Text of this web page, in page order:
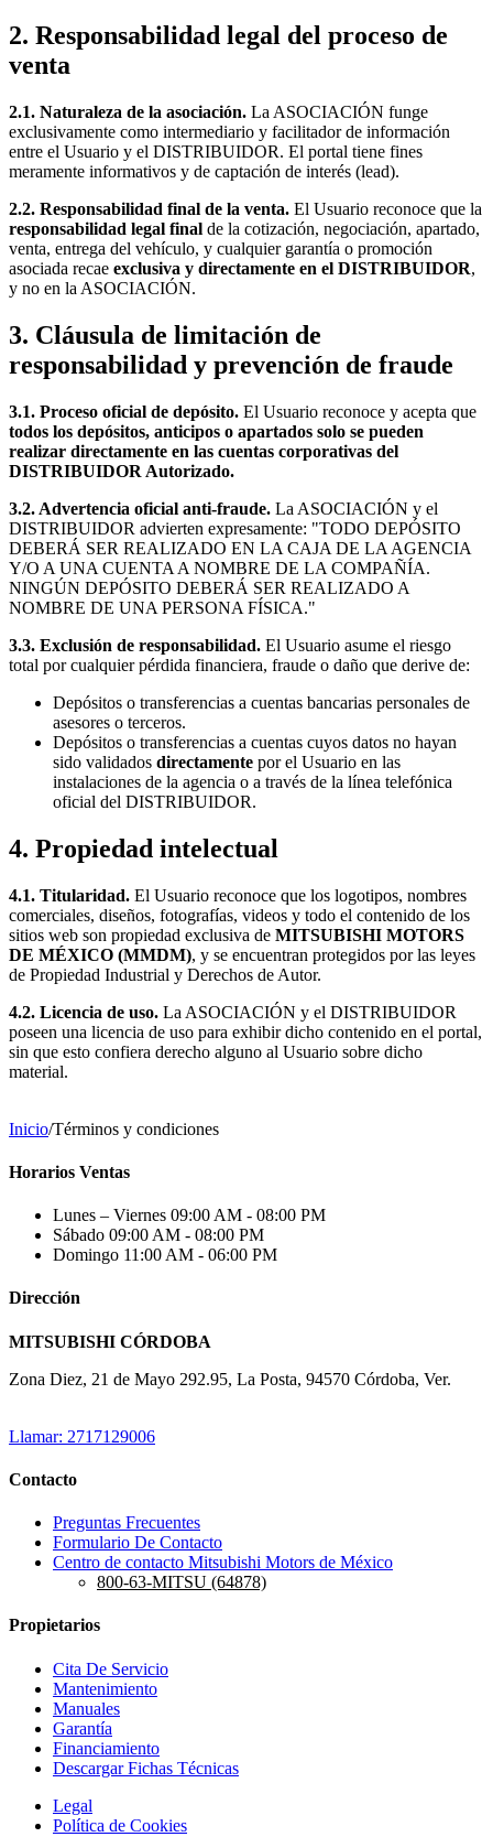
2. Responsabilidad legal del proceso de
venta
2.1. Naturaleza de la asociación. La ASOCIACIÓN funge
exclusivamente como intermediario y facilitador de información
entre el Usuario y el DISTRIBUIDOR. El portal tiene fines
meramente informativos y de captación de interés (lead).
2.2. Responsabilidad final de la venta. El Usuario reconoce que la
responsabilidad legal final de la cotización, negociación, apartado,
venta, entrega del vehículo, y cualquier garantía o promoción
asociada recae exclusiva y directamente en el DISTRIBUIDOR,
y no en la ASOCIACIÓN.
3. Cláusula de limitación de
responsabilidad y prevención de fraude
3.1. Proceso oficial de depósito. El Usuario reconoce y acepta que
todos los depósitos, anticipos o apartados solo se pueden
realizar directamente en las cuentas corporativas del
DISTRIBUIDOR Autorizado.
3.2. Advertencia oficial anti-fraude. La ASOCIACIÓN y el
DISTRIBUIDOR advierten expresamente: "TODO DEPÓSITO
DEBERÁ SER REALIZADO EN LA CAJA DE LA AGENCIA
Y/O A UNA CUENTA A NOMBRE DE LA COMPAÑÍA.
NINGÚN DEPÓSITO DEBERÁ SER REALIZADO A
NOMBRE DE UNA PERSONA FÍSICA."
3.3. Exclusión de responsabilidad. El Usuario asume el riesgo
total por cualquier pérdida financiera, fraude o daño que derive de:
Depósitos o transferencias a cuentas bancarias personales de
asesores o terceros.
Depósitos o transferencias a cuentas cuyos datos no hayan
sido validados directamente por el Usuario en las
instalaciones de la agencia o a través de la línea telefónica
oficial del DISTRIBUIDOR.
4. Propiedad intelectual
4.1. Titularidad. El Usuario reconoce que los logotipos, nombres
comerciales, diseños, fotografías, videos y todo el contenido de los
sitios web son propiedad exclusiva de MITSUBISHI MOTORS
DE MÉXICO (MMDM), y se encuentran protegidos por las leyes
de Propiedad Industrial y Derechos de Autor.
4.2. Licencia de uso. La ASOCIACIÓN y el DISTRIBUIDOR
poseen una licencia de uso para exhibir dicho contenido en el portal,
sin que esto confiera derecho alguno al Usuario sobre dicho
material.
Inicio/Términos y condiciones
Horarios Ventas
Lunes – Viernes 09:00 AM - 08:00 PM
Sábado 09:00 AM - 08:00 PM
Domingo 11:00 AM - 06:00 PM
Dirección
MITSUBISHI CÓRDOBA
Zona Diez, 21 de Mayo 292.95, La Posta, 94570 Córdoba, Ver.
Llamar: 2717129006
Contacto
Preguntas Frecuentes
Formulario De Contacto
Centro de contacto Mitsubishi Motors de México
800-63-MITSU (64878)
Propietarios
Cita De Servicio
Mantenimiento
Manuales
Garantía
Financiamiento
Descargar Fichas Técnicas
Legal
Política de Cookies